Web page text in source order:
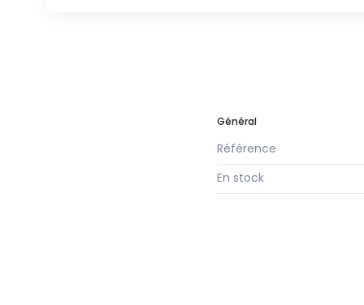
Général
Référence
En stock